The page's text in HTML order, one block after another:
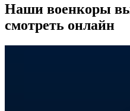
Наши военкоры
смотреть онлайн